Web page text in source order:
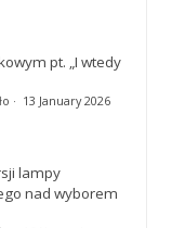
pt. „I wtedy
· 13 January 2026
lampy
nad wyborem